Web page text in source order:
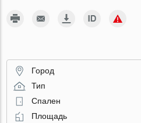
Город
Тип
Спален
Площадь